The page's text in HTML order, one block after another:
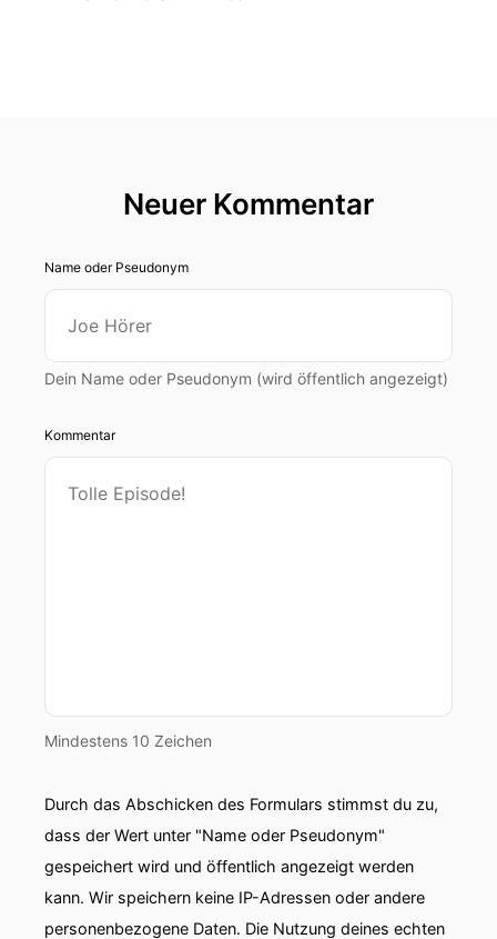
Neuer Kommentar
Name oder Pseudonym
Dein Name oder Pseudonym (wird öffentlich angezeigt)
Kommentar
Mindestens 10 Zeichen
Durch das Abschicken des Formulars stimmst du zu,
dass der Wert unter "Name oder Pseudonym"
gespeichert wird und öffentlich angezeigt werden
kann. Wir speichern keine IP-Adressen oder andere
personenbezogene Daten. Die Nutzung deines echten